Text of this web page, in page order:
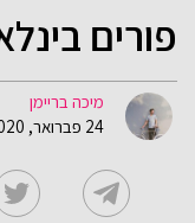
פורים
מיכה בריימן
24 פברואר, 2020 11:05